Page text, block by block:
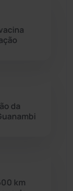
(50)
da
km